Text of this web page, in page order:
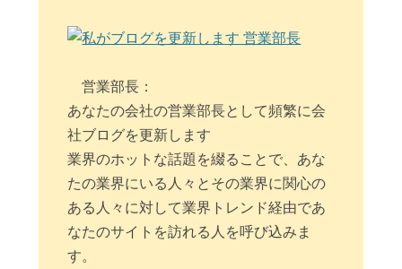
営業部長：
あなたの会社の営業部長として頻繁に会
社ブログを更新します
業界のホットな話題を綴ることで、あな
たの業界にいる人々とその業界に関心の
ある人々に対して業界トレンド経由であ
なたのサイトを訪れる人を呼び込みま
す。